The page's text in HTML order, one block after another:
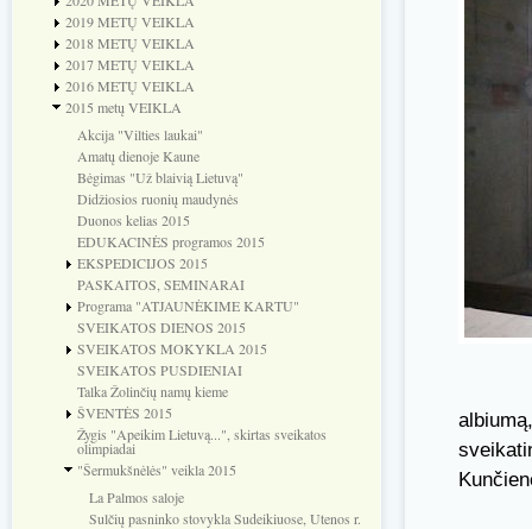
2019 METŲ VEIKLA
2018 METŲ VEIKLA
2017 METŲ VEIKLA
2016 METŲ VEIKLA
2015 metų VEIKLA
Akcija "Vilties laukai"
Amatų dienoje Kaune
Bėgimas "Už blaivią Lietuvą"
Didžiosios ruonių maudynės
Duonos kelias 2015
EDUKACINĖS programos 2015
EKSPEDICIJOS 2015
PASKAITOS, SEMINARAI
Programa "ATJAUNĖKIME KARTU"
SVEIKATOS DIENOS 2015
SVEIKATOS MOKYKLA 2015
SVEIKATOS PUSDIENIAI
Talka Žolinčių namų kieme
ŠVENTĖS 2015
Žygis "Apeikim Lietuvą...", skirtas sveikatos
olimpiadai
"Šermukšnėlės" veikla 2015
La Palmos saloje
Sulčių pasninko stovykla Sudeikiuose, Utenos r.